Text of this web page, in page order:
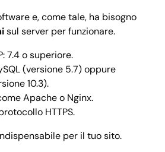
e, come tale, ha bisogno
sul server per funzionare.
7.4 o superiore.
(versione 5.7) oppure
10.3).
Apache o Nginx.
HTTPS.
per il tuo sito.